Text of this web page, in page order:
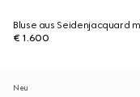
Bluse aus Seidenjacquard
€ 1.600
Neu